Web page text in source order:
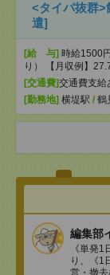
<タイパ抜群>
遣]
[給 与] 時給1500
り） 【月収例】
[交通費]交通費支給
[勤務地] 横堤駅 / 鶴
編集部
《単発
り、《1
営・撤